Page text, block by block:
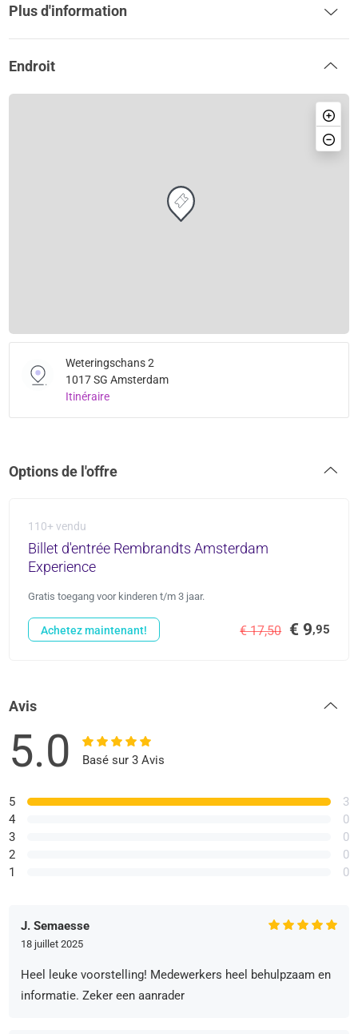
Plus d'information
Endroit
Weteringschans 2
1017 SG Amsterdam
Itinéraire
Options de l'offre
110+ vendu
Billet d'entrée Rembrandts Amsterdam
Experience
Gratis toegang voor kinderen t/m 3 jaar.
€ 17,50 € 9,95
Achetez maintenant!
Avis
5.0 Basé sur 3 Avis
5
4
3
2
1
3
0
0
0
0
J. Semaesse
18 juillet 2025
Heel leuke voorstelling! Medewerkers heel behulpzaam en
informatie. Zeker een aanrader